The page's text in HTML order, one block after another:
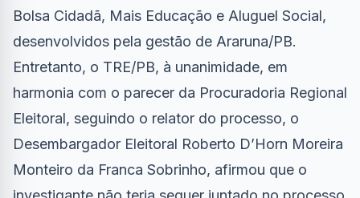
Bolsa Cidadã, Mais Educação e Aluguel Social,
desenvolvidos pela gestão de Araruna/PB.
Entretanto, o TRE/PB, à unanimidade, em
harmonia com o parecer da Procuradoria Regional
Eleitoral, seguindo o relator do processo, o
Desembargador Eleitoral Roberto D’Horn Moreira
Monteiro da Franca Sobrinho, afirmou que o